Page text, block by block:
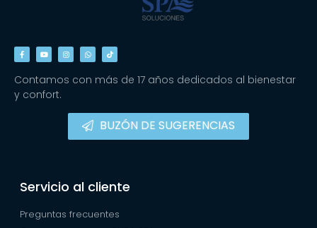
Contamos con más de 17 años dedicados al bienestar
y confort.
BUZÓN DE SUGERENCIAS
Servicio al cliente
Preguntas frecuentes